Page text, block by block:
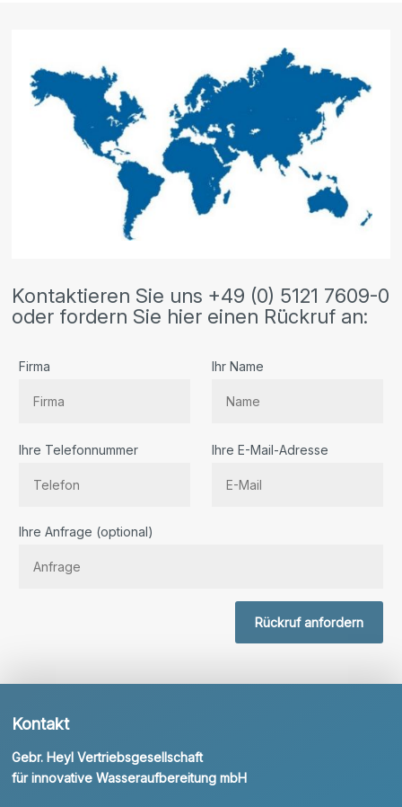
Kontaktieren Sie uns +49 (0) 5121 7609-0
oder fordern Sie hier einen Rückruf an:
Firma Ihr Name
Ihre Telefonnummer Ihre E-Mail-Adresse
Ihre Anfrage (optional)
Rückruf anfordern
Kontakt
Gebr. Heyl Vertriebsgesellschaft
für innovative Wasseraufbereitung mbH